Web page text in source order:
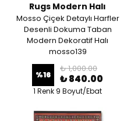
Rugs Modern Halı
Mosso Çiçek Detaylı Harfler
Desenli Dokuma Taban
Modern Dekoratif Halı
mosso139
%16
₺ 1,000.00
₺ 840.00
1 Renk 9 Boyut/Ebat